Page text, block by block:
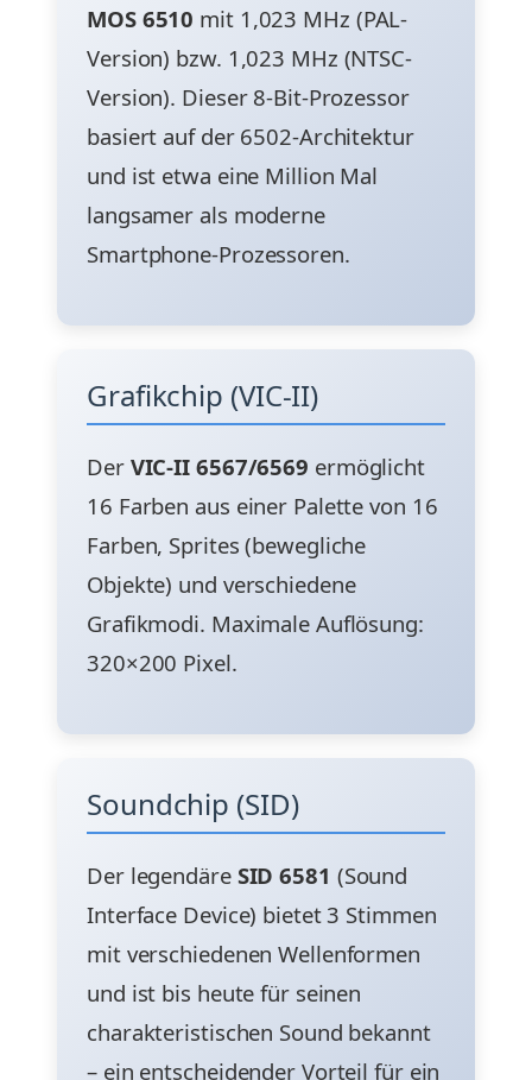
MOS 6510 mit 1,023 MHz (PAL-
Version) bzw. 1,023 MHz (NTSC-
Version). Dieser 8-Bit-Prozessor
basiert auf der 6502-Architektur
und ist etwa eine Million Mal
langsamer als moderne
Smartphone-Prozessoren.
Grafikchip (VIC-II)
Der VIC-II 6567/6569 ermöglicht
16 Farben aus einer Palette von 16
Farben, Sprites (bewegliche
Objekte) und verschiedene
Grafikmodi. Maximale Auflösung:
320×200 Pixel.
Soundchip (SID)
Der legendäre SID 6581 (Sound
Interface Device) bietet 3 Stimmen
mit verschiedenen Wellenformen
und ist bis heute für seinen
charakteristischen Sound bekannt
– ein entscheidender Vorteil für ein